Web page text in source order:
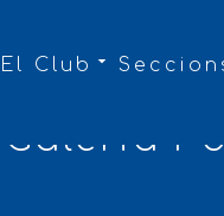
El Club
Galeria